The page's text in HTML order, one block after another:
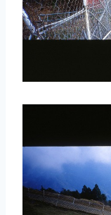
取消